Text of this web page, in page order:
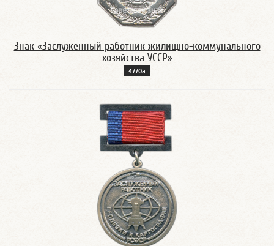
Знак «Заслуженный работник жилищно-коммунального
хозяйства УССР»
4770а